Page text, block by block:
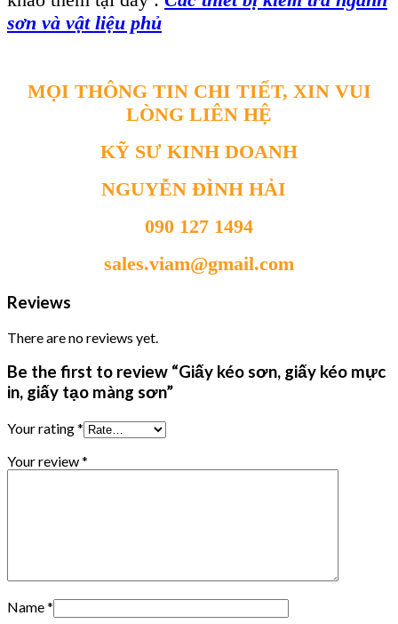
sơn và vật liệu phủ
MỌI THÔNG TIN CHI TIẾT, XIN VUI
LÒNG LIÊN HỆ
KỸ SƯ KINH DOANH
NGUYỄN ĐÌNH HẢI
090 127 1494
sales.viam@gmail.com
Reviews
There are no reviews yet.
Be the first to review “Giấy kéo sơn, giấy kéo mực
in, giấy tạo màng sơn”
Your rating*
Your review*
Name*